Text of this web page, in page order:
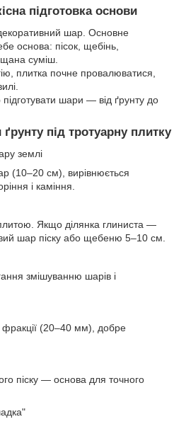
підготовка основи
шар. Основне
основа: пісок, щебінь,
суміш.
плитка почне провалюватися,
шари — від ґрунту до
ґрунту під тротуарну плитку
землі
(10–20 см), вирівнюється
і каміння.
Якщо ділянка глиниста —
шар піску або щебеню 5–10 см.
змішуванню шарів і
(20–40 мм), добре
піску — основа для точного